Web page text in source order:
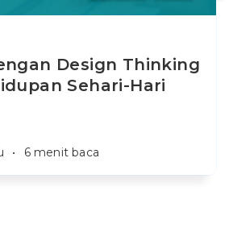
Design Thinking
Sehari-Hari
• 6 menit baca